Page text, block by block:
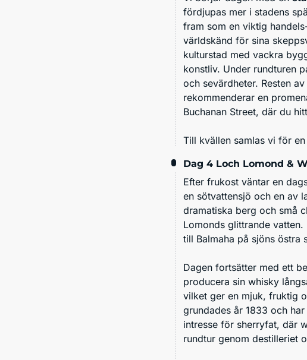
fördjupas mer i stadens
fram som en viktig
världskänd för sina
kulturstad med vackra
konstliv. Under rundturen
och sevärdheter. Resten
rekommenderar en
Buchanan Street, där du
Till kvällen samlas vi för
Dag 4 Loch Lomond &
Efter frukost väntar en
en sötvattensjö och en av
dramatiska berg och små
Lomonds glittrande
till Balmaha på sjöns östra
Dagen fortsätter med ett
producera sin whisky
vilket ger en mjuk, fruktig
grundades år 1833 och
intresse för sherryfat, där
rundtur genom destilleriet